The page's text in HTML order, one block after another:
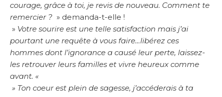
courage, grâce à toi, je revis de nouveau. Comment te
remercier ? » demanda-t-elle !
» Votre sourire est une telle satisfaction mais j’ai
pourtant une requête à vous faire…libérez ces
hommes dont l’ignorance a causé leur perte, laissez-
les retrouver leurs familles et vivre heureux comme
avant. «
» Ton coeur est plein de sagesse, j’accéderais à ta